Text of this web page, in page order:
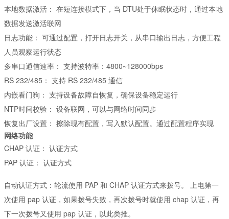
本地数据激活： 在短连接模式下，当 DTU处于休眠状态时，通过本地
数据发送激活联网
日志功能： 可通过配置，打开日志开关，从串口输出日志，方便工程
人员观察运行状态
多串口通信速率： 支持波特率：4800~128000bps
RS 232/485： 支持 RS 232/485 通信
内嵌看门狗： 支持设备故障自恢复，确保设备稳定运行
NTP时间校验： 设备联网，可以与网络时间同步
恢复出厂设置： 擦除现有配置，写入默认配置。通过配置程序实现
网络功能
CHAP 认证： 认证方式
PAP 认证： 认证方式
自动认证方式： 轮流使用 PAP 和 CHAP 认证方式来拨号。
上电第一
次使用 pap 认证，如果拨号失败，再次拨号时就使用 chap 认证，再
下一次拨号又使用 pap 认证，以此类推。